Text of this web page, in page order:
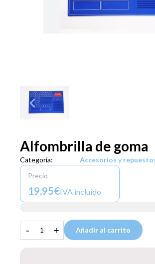
Alfombrilla de goma
Categoría:
Accesorios y
Precio
19,95€IVA incluido
- + Añadir al carrito